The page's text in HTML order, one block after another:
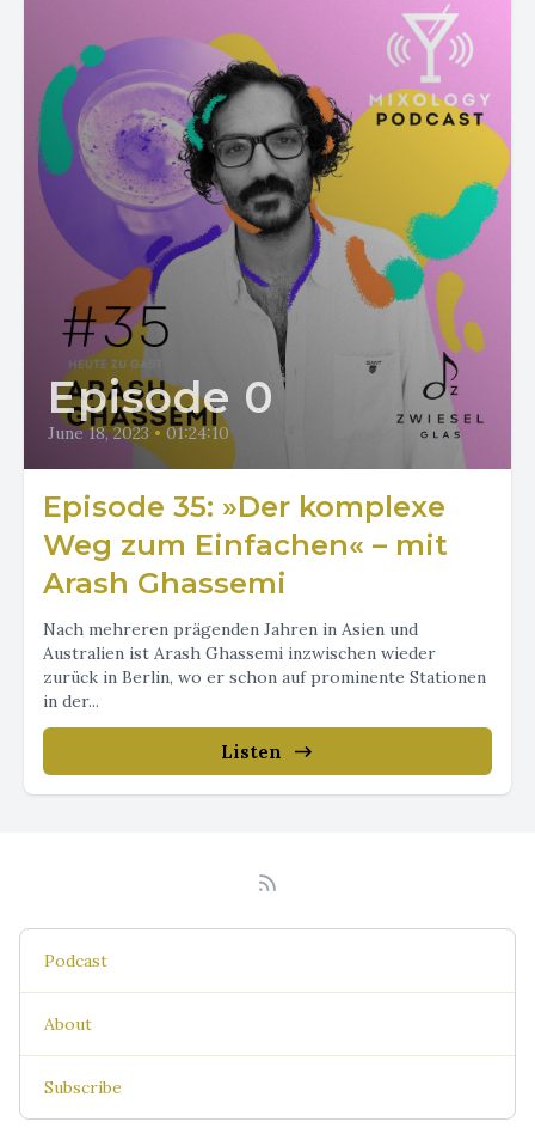
Episode 0
June 18, 2023 • 01:24:10
Episode 35: »Der komplexe
Weg zum Einfachen« – mit
Arash Ghassemi
Nach mehreren prägenden Jahren in Asien und
Australien ist Arash Ghassemi inzwischen wieder
zurück in Berlin, wo er schon auf prominente Stationen
in der...
Listen
Podcast
About
Subscribe